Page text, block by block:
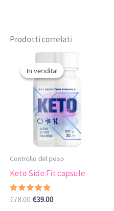
Prodotti correlati
In vendita!
In vendita!
Controllo del peso
Keto Side Fit capsule
Valutato
€78.00Il
€39.00Il